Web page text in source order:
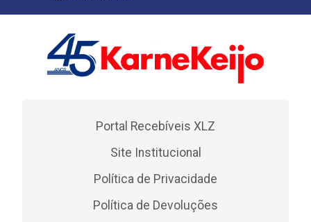
Portal Recebíveis XLZ
Site Institucional
Política de Privacidade
Política de Devoluções